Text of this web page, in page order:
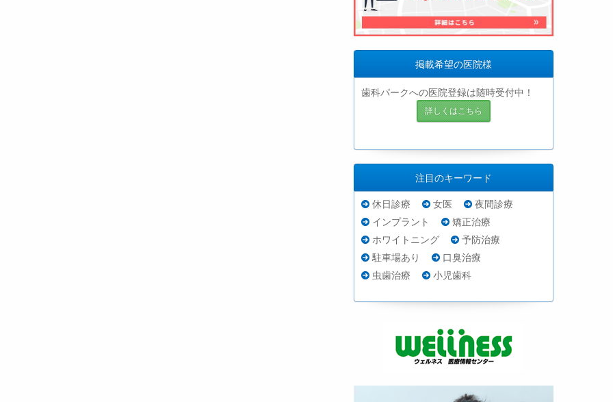
掲載希望の医院様
歯科パークへの医院登録は随時受付中！
詳しくはこちら
注目のキーワード
休日診療 女医
夜間診療
インプラント
矯正治療
ホワイトニング
予防治療
駐車場あり
口臭治療
虫歯治療
小児歯科